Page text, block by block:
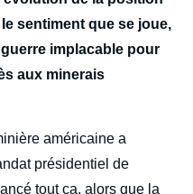
sentiment que se joue,
implacable pour
aux minerais
américaine a
présidentiel de
tout ça, alors que la